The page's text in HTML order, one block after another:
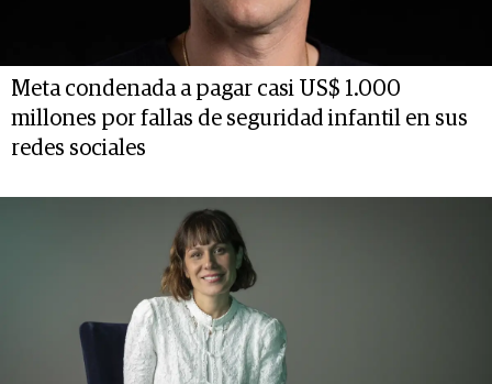
Meta condenada a pagar casi US$ 1.000
millones por fallas de seguridad infantil en sus
redes sociales